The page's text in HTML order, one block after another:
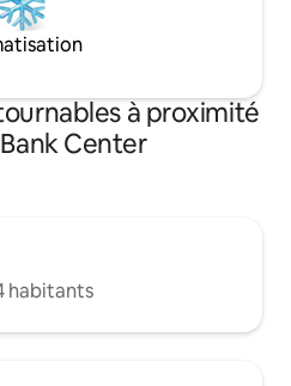
à proximité
Center
habitants